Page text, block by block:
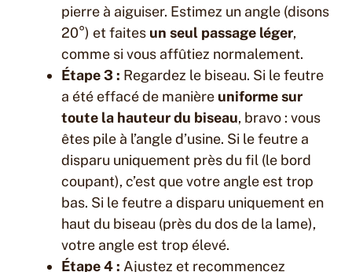
pierre à aiguiser. Estimez un angle (disons
20°) et faites un seul passage léger,
comme si vous affûtiez normalement.
Étape 3 : Regardez le biseau. Si le feutre
a été effacé de manière uniforme sur
toute la hauteur du biseau, bravo : vous
êtes pile à l’angle d’usine. Si le feutre a
disparu uniquement près du fil (le bord
coupant), c’est que votre angle est trop
bas. Si le feutre a disparu uniquement en
haut du biseau (près du dos de la lame),
votre angle est trop élevé.
Étape 4 : Ajustez et recommencez